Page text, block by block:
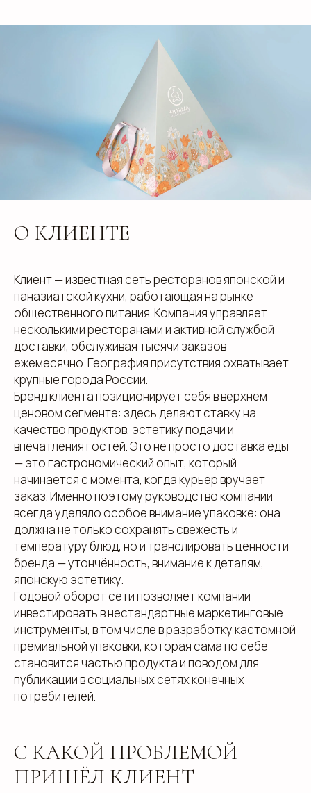
О КЛИЕНТЕ
Клиент — известная сеть ресторанов японской и
паназиатской кухни, работающая на рынке
общественного питания. Компания управляет
несколькими ресторанами и активной службой
доставки, обслуживая тысячи заказов
ежемесячно. География присутствия охватывает
крупные города России.
Бренд клиента позиционирует себя в верхнем
ценовом сегменте: здесь делают ставку на
качество продуктов, эстетику подачи и
впечатления гостей. Это не просто доставка еды
— это гастрономический опыт, который
начинается с момента, когда курьер вручает
заказ. Именно поэтому руководство компании
всегда уделяло особое внимание упаковке: она
должна не только сохранять свежесть и
температуру блюд, но и транслировать ценности
бренда — утончённость, внимание к деталям,
японскую эстетику.
Годовой оборот сети позволяет компании
инвестировать в нестандартные маркетинговые
инструменты, в том числе в разработку кастомной
премиальной упаковки, которая сама по себе
становится частью продукта и поводом для
публикации в социальных сетях конечных
потребителей.
С КАКОЙ ПРОБЛЕМОЙ
ПРИШЁЛ КЛИЕНТ